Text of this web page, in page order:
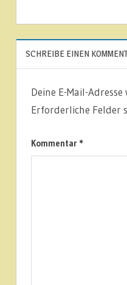
SCHREIBE EINEN
Deine E-Mail-
Erforderliche Felder
Kommentar *